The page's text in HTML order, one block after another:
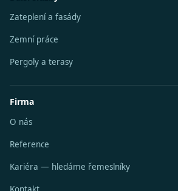
Zateplení a fasády
Zemní práce
Pergoly a terasy
Firma
O nás
Reference
Kariéra — hledáme řemeslníky